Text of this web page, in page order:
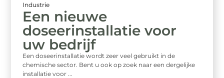
Industrie
Een nieuwe
doseerinstallatie voor
uw bedrijf
Een doseerinstallatie wordt zeer veel gebruikt in de
chemische sector. Bent u ook op zoek naar een dergelijke
installatie voor ...